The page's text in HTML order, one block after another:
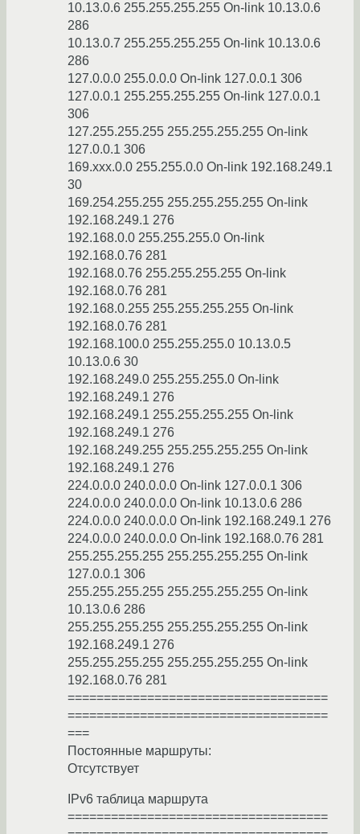
10.13.0.6 255.255.255.255 On-link 10.13.0.6
286
10.13.0.7 255.255.255.255 On-link 10.13.0.6
286
127.0.0.0 255.0.0.0 On-link 127.0.0.1 306
127.0.0.1 255.255.255.255 On-link 127.0.0.1
306
127.255.255.255 255.255.255.255 On-link
127.0.0.1 306
169.ххх.0.0 255.255.0.0 On-link 192.168.249.1
30
169.254.255.255 255.255.255.255 On-link
192.168.249.1 276
192.168.0.0 255.255.255.0 On-link
192.168.0.76 281
192.168.0.76 255.255.255.255 On-link
192.168.0.76 281
192.168.0.255 255.255.255.255 On-link
192.168.0.76 281
192.168.100.0 255.255.255.0 10.13.0.5
10.13.0.6 30
192.168.249.0 255.255.255.0 On-link
192.168.249.1 276
192.168.249.1 255.255.255.255 On-link
192.168.249.1 276
192.168.249.255 255.255.255.255 On-link
192.168.249.1 276
224.0.0.0 240.0.0.0 On-link 127.0.0.1 306
224.0.0.0 240.0.0.0 On-link 10.13.0.6 286
224.0.0.0 240.0.0.0 On-link 192.168.249.1 276
224.0.0.0 240.0.0.0 On-link 192.168.0.76 281
255.255.255.255 255.255.255.255 On-link
127.0.0.1 306
255.255.255.255 255.255.255.255 On-link
10.13.0.6 286
255.255.255.255 255.255.255.255 On-link
192.168.249.1 276
255.255.255.255 255.255.255.255 On-link
192.168.0.76 281
====================================
====================================
===
Постоянные маршруты:
Отсутствует
IPv6 таблица маршрута
====================================